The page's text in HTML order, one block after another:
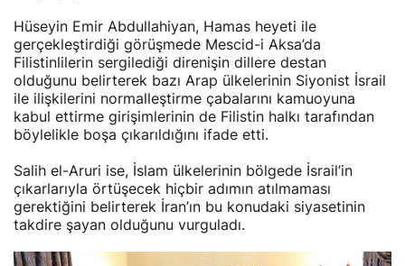
Hüseyin Emir Abdullahiyan, Hamas heyeti ile
gerçekleştirdiği görüşmede Mescid-i Aksa’da
Filistinlilerin sergilediği direnişin dillere destan
olduğunu belirterek bazı Arap ülkelerinin Siyonist İsrail
ile ilişkilerini normalleştirme çabalarını kamuoyuna
kabul ettirme girişimlerinin de Filistin halkı tarafından
böylelikle boşa çıkarıldığını ifade etti.
Salih el-Aruri ise, İslam ülkelerinin bölgede İsrail’in
çıkarlarıyla örtüşecek hiçbir adımın atılmaması
gerektiğini belirterek İran’ın bu konudaki siyasetinin
takdire şayan olduğunu vurguladı.